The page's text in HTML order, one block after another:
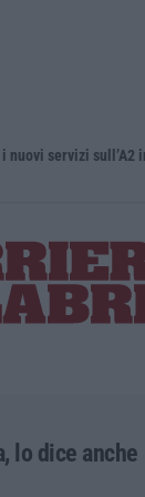
Green Island, ricariche elettriche e un presidio sanitario. Anas attiva i nuovi servizi sull’A2 in Calabria
lo dice anche